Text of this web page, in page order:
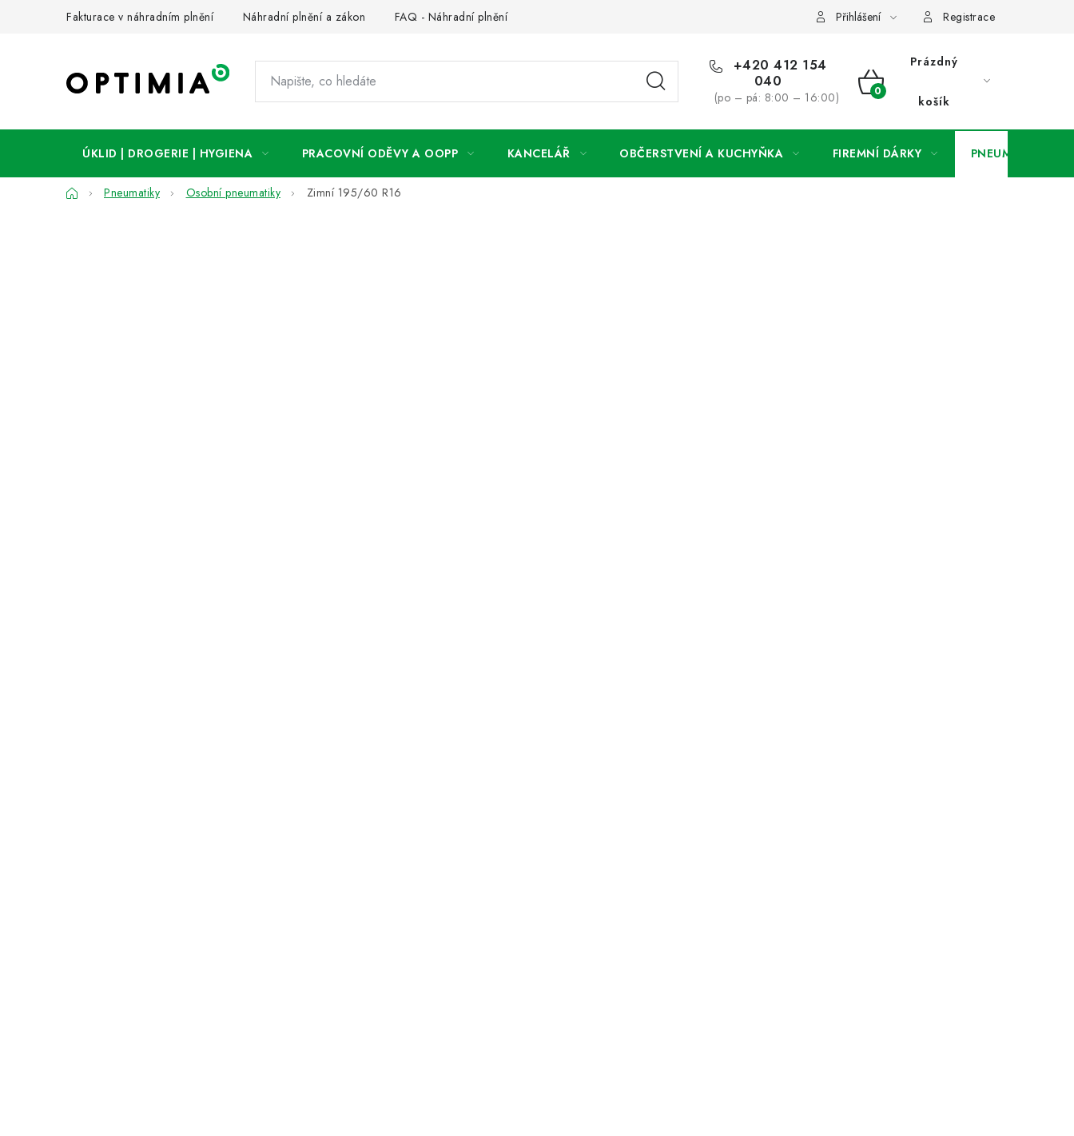
Fakturace v náhradním plnění Náhradní plnění a zákon FAQ - Náhradní plnění Podmínky ochrany osobních údajů O společnosti a
Přihlášení Registrace
+420 412 154
040
(po – pá: 8:00 – 16:00)
NÁKUPNÍ
KOŠÍK
Prázdný
košík
ÚKLID | DROGERIE | HYGIENA PRACOVNÍ ODĚVY A OOPP KANCELÁŘ OBČERSTVENÍ A KUCHYŇKA FIREMNÍ DÁRKY PNEUMATIKY
DomůPneumatiky Osobní pneumatiky Zimní 195/60 R16